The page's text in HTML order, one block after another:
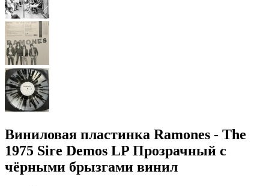
Виниловая пластинка Ramones - The
1975 Sire Demos LP Прозрачный с
чёрными брызгами винил